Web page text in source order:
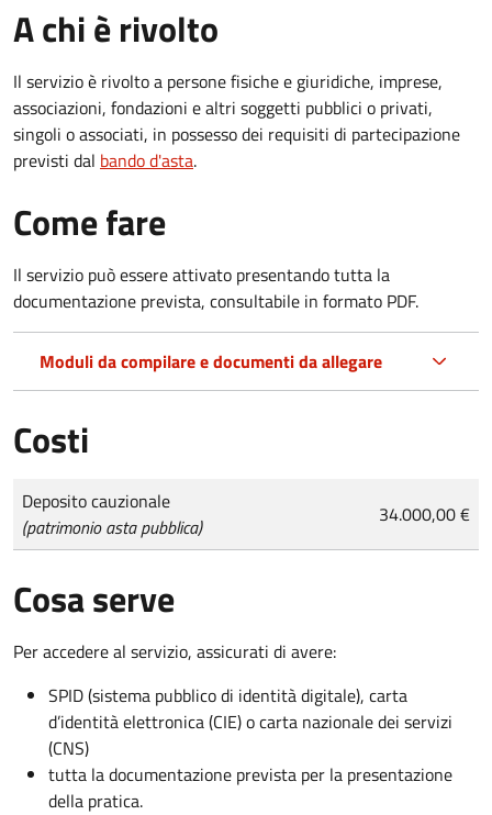
A chi è rivolto
Il servizio è rivolto a persone fisiche e giuridiche, imprese,
associazioni, fondazioni e altri soggetti pubblici o privati,
singoli o associati, in possesso dei requisiti di partecipazione
previsti dal bando d'asta.
Come fare
Il servizio può essere attivato presentando tutta la
documentazione prevista, consultabile in formato PDF.
Moduli da compilare e documenti da allegare
Costi
Tipo di pagamento
Importo
Deposito cauzionale
(patrimonio asta pubblica)
34.000,00 €
Cosa serve
Per accedere al servizio, assicurati di avere:
SPID (sistema pubblico di identità digitale), carta
d’identità elettronica (CIE) o carta nazionale dei servizi
(CNS)
tutta la documentazione prevista per la presentazione
della pratica.